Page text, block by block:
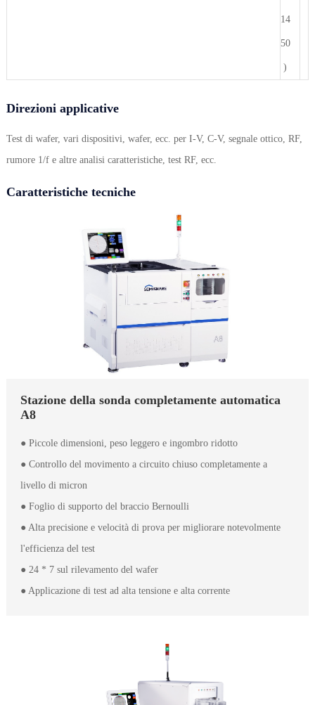
14
50
)
Direzioni applicative
Test di wafer, vari dispositivi, wafer, ecc. per I-V, C-V, segnale ottico, RF,
rumore 1/f e altre analisi caratteristiche, test RF, ecc.
Caratteristiche tecniche
Stazione della sonda completamente automatica
A8
● Piccole dimensioni, peso leggero e ingombro ridotto
● Controllo del movimento a circuito chiuso completamente a
livello di micron
● Foglio di supporto del braccio Bernoulli
● Alta precisione e velocità di prova per migliorare notevolmente
l'efficienza del test
● 24 * 7 sul rilevamento del wafer
● Applicazione di test ad alta tensione e alta corrente